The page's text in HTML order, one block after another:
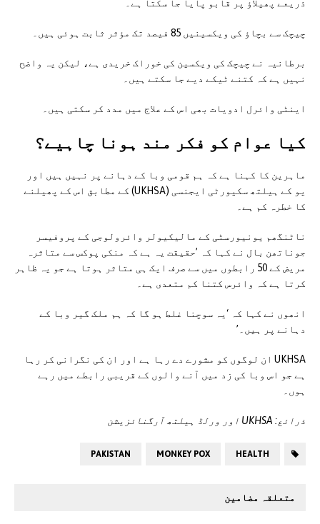
ذریعے پھیلاؤ پر قابو پایا جا سکتا ہے۔
چیچک سے بچاؤ کی ویکسینیں 85 فیصد تک مؤثر ثابت ہوئی ہیں۔
برطانیہ نے چیچک کی ویکسین کی خوراک خریدی ہے، لیکن یہ واضح
نہیں ہے کہ کتنے ٹیکے دیے جا سکتے ہیں۔
اینٹی وائرل ادویات بھی اس کے علاج میں مدد کر سکتی ہیں۔
کیا عوام کو فکر مند ہونا چاہیے؟
ماہرین کا کہنا ہے کہ ہم قومی وبا کے دہانے پر نہیں ہیں اور
یو کے ہیلتھ سکیورٹی ایجنسی (UKHSA) کے مطابق اس کے پھیلنے
کا خطرہ کم ہے۔
ناٹنگھم یونیورسٹی کے مالیکیولر وائرولوجی کے پروفیسر
جوناتھن بال نے کہا کہ ’حقیقت یہ ہے کہ منکی پوکس سے متاثرہ
مریض کے 50 رابطوں میں سے صرف ایک ہی متاثر ہوتا ہے جو یہ ظاہر
کرتا ہے کہ وائرس کتنا کم متعدی ہے۔
انھوں نے کہا کہ ‘یہ سوچنا غلط ہو گا کہ ہم ملک گیر وبا کے
دہانے پر ہیں۔’
UKHSA ان لوگوں کو مشورے دے رہا ہے اور ان کی نگرانی کر رہا
ہے جو اس وبا کی زد میں آنے والوں کے قریبی رابطے میں رہے
ہوں۔
ذرائع: UKHSA اور ورلڈ ہیلتھ آرگنائزیشن
HEALTH
MONKEY POX
PAKISTAN
متعلقہ مضامین